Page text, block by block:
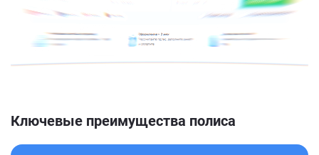
Ключевые преимущества полиса